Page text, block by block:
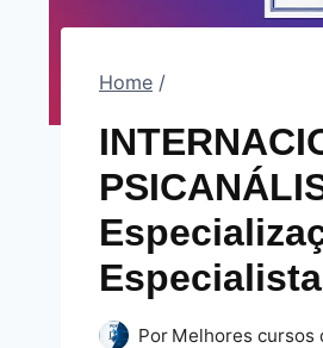
Home /
Especialista
Por Melhores cursos